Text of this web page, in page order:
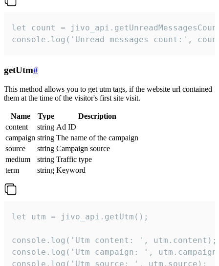
let count =
console.log('Unread messages count:',
getUtm#
This method allows you to get utm tags, if the website url contained
them at the time of the visitor's first site visit.
Name Type
Description
content
string Ad ID
campaign string The name of the campaign
source
string Campaign source
medium
string Traffic type
term
string Keyword
let utm = jivo_api.getUtm();
console.log('Utm content: ', utm.content);
console.log('Utm campaign: ',
console.log('Utm source: ', utm.source);